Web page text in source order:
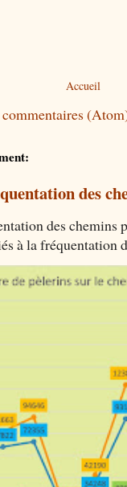
Accueil
des
des chemins
à la fréquentation